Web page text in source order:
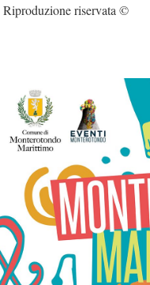
Riproduzione riservata ©